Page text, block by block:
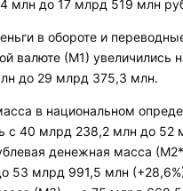
млн до 17 млрд 519 млн
в обороте и
валюте (М1) увеличились
до 29 млрд 375,3 млн.
в национальном
с 40 млрд 238,2 млн до 52
денежная масса
53 млрд 991,5 млн